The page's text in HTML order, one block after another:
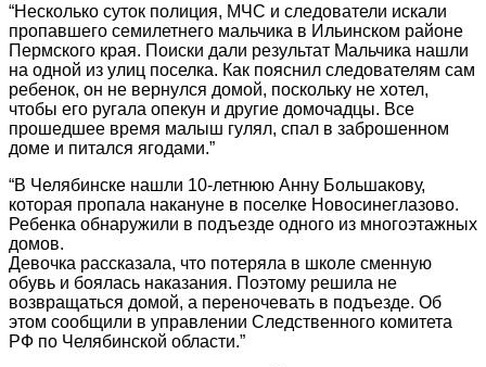
“Несколько суток полиция, МЧС и следователи искали
пропавшего семилетнего мальчика в Ильинском районе
Пермского края. Поиски дали результат Мальчика нашли
на одной из улиц поселка. Как пояснил следователям сам
ребенок, он не вернулся домой, поскольку не хотел,
чтобы его ругала опекун и другие домочадцы. Все
прошедшее время малыш гулял, спал в заброшенном
доме и питался ягодами.”
“В Челябинске нашли 10-летнюю Анну Большакову,
которая пропала накануне в поселке Новосинеглазово.
Ребенка обнаружили в подъезде одного из многоэтажных
домов.
Девочка рассказала, что потеряла в школе сменную
обувь и боялась наказания. Поэтому решила не
возвращаться домой, а переночевать в подъезде. Об
этом сообщили в управлении Следственного комитета
РФ по Челябинской области.”